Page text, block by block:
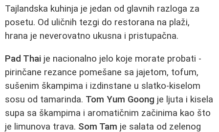
Tajlandska kuhinja je jedan od glavnih razloga za
posetu. Od uličnih tezgi do restorana na plaži,
hrana je neverovatno ukusna i pristupačna.
Pad Thai je nacionalno jelo koje morate probati -
pirinčane rezance pomešane sa jajetom, tofum,
sušenim škampima i izdinstane u slatko-kiselom
sosu od tamarinda. Tom Yum Goong je ljuta i kisela
supa sa škampima i aromatičnim začinima kao što
je limunova trava. Som Tam je salata od zelenog